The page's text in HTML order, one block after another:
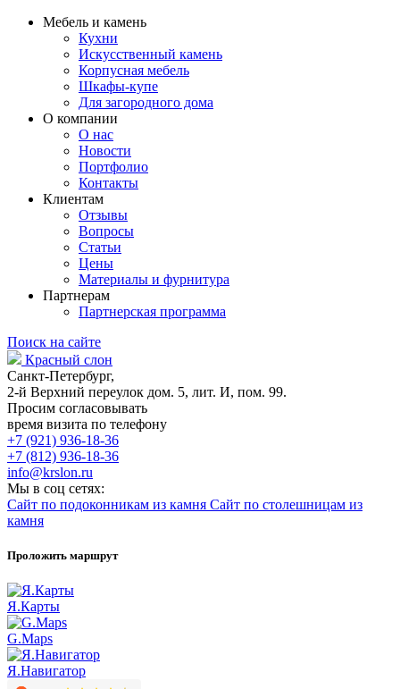
Мебель и камень
Кухни
Искусственный камень
Корпусная мебель
Шкафы-купе
Для загородного дома
О компании
О нас
Новости
Портфолио
Контакты
Клиентам
Отзывы
Вопросы
Статьи
Цены
Материалы и фурнитура
Партнерам
Партнерская программа
Поиск на сайте
Красный слон
Санкт-Петербург,
2-й Верхний переулок дом. 5, лит. И, пом. 99.
Просим согласовывать
время визита по телефону
+7 (921) 936-18-36
+7 (812) 936-18-36
info@krslon.ru
Мы в соц сетях:
Сайт по подоконникам из камня Сайт по столешницам из
камня
Проложить маршрут
Я.Карты
G.Maps
Я.Навигатор